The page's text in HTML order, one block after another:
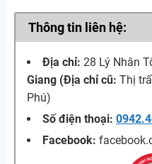
Thông tin liên hệ:
Địa chỉ: 28 Lý Nhân
Giang (Địa chỉ cũ: Thị
Phú)
Số điện thoại:
Facebook: